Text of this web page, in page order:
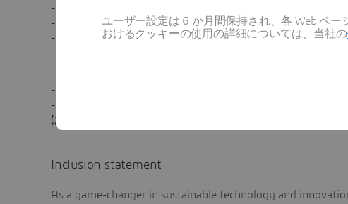
- セールスオペレーションまたは営業企画におけるデータ
- 優れた分析能力と問題解決能力
- 英語力ビジネス相当以上
- ビジネス開発や新規ビジネス立ち上げの経験がある方（
- アカウント営業、代理店営業、C-Levelのクロージング
ばなお可
Inclusion statement
As a game-changer in sustainable technology and
ユーザー設定は 6 か月間保持され、各 Web ペ
おけるクッキーの使用の詳細については、当社の